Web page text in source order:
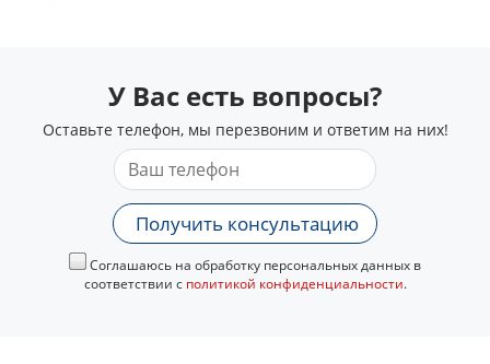
У Вас есть вопросы?
Оставьте телефон, мы перезвоним и ответим на них!
Получить консультацию
Соглашаюсь на обработку персональных данных в
соответствии с политикой конфиденциальности.